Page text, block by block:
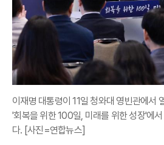
이재명 대통령이 11일 청와대 영빈관에서
'회복을 위한 100일, 미래를 위한 성장'에
다. [사진=연합뉴스]